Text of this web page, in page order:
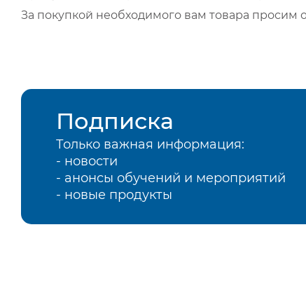
За покупкой необходимого вам товара
Подписка
Только важная информация:
- новости
- анонсы обучений и мероприятий
- новые продукты